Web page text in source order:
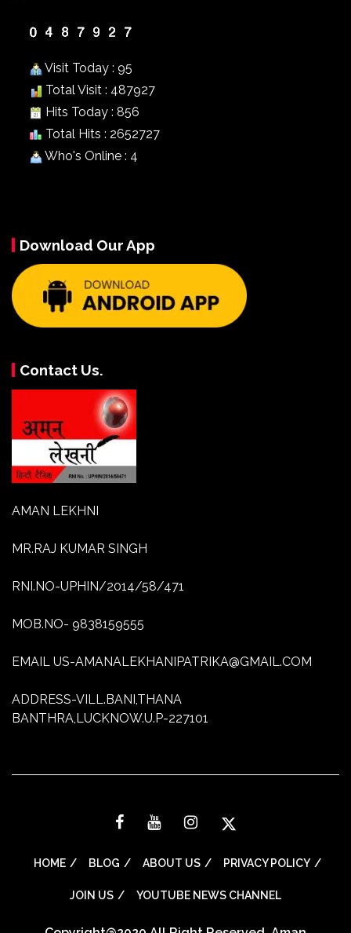
Visit Today : 95
Total Visit : 487927
Hits Today : 856
Total Hits : 2652727
Who's Online : 4
Download Our App
Contact Us.
AMAN LEKHNI
MR.RAJ KUMAR SINGH
RNI.NO-UPHIN/2014/58/471
MOB.NO- 9838159555
EMAIL US-AMANALEKHANIPATRIKA@GMAIL.COM
ADDRESS-VILL.BANI,THANA
BANTHRA,LUCKNOW.U.P-227101
HOME BLOG ABOUT US PRIVACY POLICY
JOIN US YOUTUBE NEWS CHANNEL